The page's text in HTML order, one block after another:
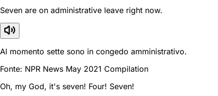
Seven are on administrative leave right now.
Al momento sette sono in congedo amministrativo.
Fonte: NPR News May 2021 Compilation
Oh, my God, it's seven! Four! Seven!